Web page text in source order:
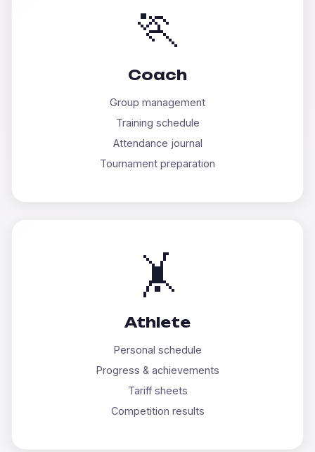
🏃
Coach
Group management
Training schedule
Attendance journal
Tournament preparation
🤸
Athlete
Personal schedule
Progress & achievements
Tariff sheets
Competition results